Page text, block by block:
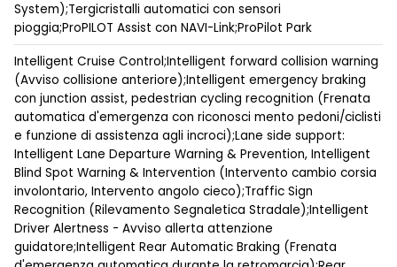
System);Tergicristalli automatici con sensori
pioggia;ProPILOT Assist con NAVI-Link;ProPilot Park
Intelligent Cruise Control;Intelligent forward collision warning
(Avviso collisione anteriore);Intelligent emergency braking
con junction assist, pedestrian cycling recognition (Frenata
automatica d'emergenza con riconosci mento pedoni/ciclisti
e funzione di assistenza agli incroci);Lane side support:
Intelligent Lane Departure Warning & Prevention, Intelligent
Blind Spot Warning & Intervention (Intervento cambio corsia
involontario, Intervento angolo cieco);Traffic Sign
Recognition (Rilevamento Segnaletica Stradale);Intelligent
Driver Alertness - Avviso allerta attenzione
guidatore;Intelligent Rear Automatic Braking (Frenata